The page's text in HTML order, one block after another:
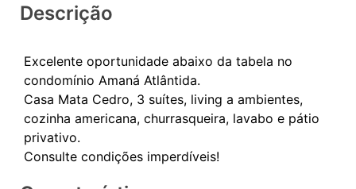
Descrição
Excelente oportunidade abaixo da tabela no
condomínio Amaná Atlântida.
Casa Mata Cedro, 3 suítes, living a ambientes,
cozinha americana, churrasqueira, lavabo e pátio
privativo.